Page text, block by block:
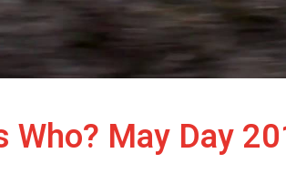
Who? May Day